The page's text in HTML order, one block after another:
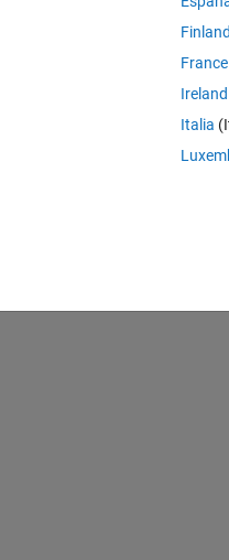
highly appreciable.
of domain
=
=
=
= 1/
= 1/
=
Finland
France
Ireland
Italia